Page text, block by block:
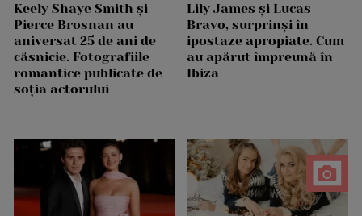
Keely Shaye Smith și
Pierce Brosnan au
aniversat 25 de ani de
căsnicie. Fotografiile
romantice publicate de
soția actorului
Lily James și Lucas
Bravo, surprinși în
ipostaze apropiate. Cum
au apărut împreună în
Ibiza